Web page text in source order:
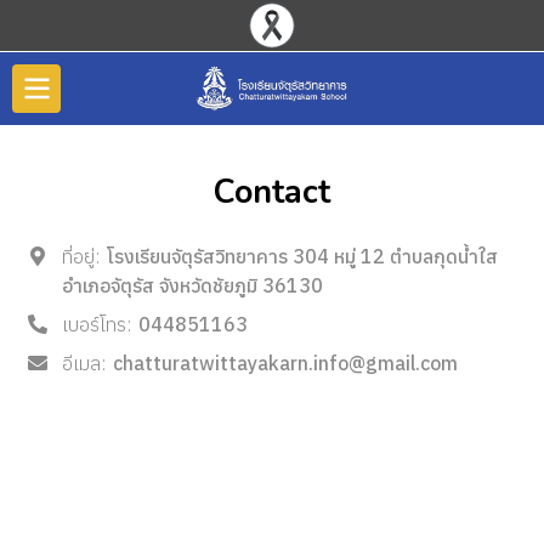
Contact
ที่อยู่: โรงเรียนจัตุรัสวิทยาคาร 304 หมู่ 12 ตำบลกุดน้ำใส
อำเภอจัตุรัส จังหวัดชัยภูมิ 36130
เบอร์โทร: 044851163
อีเมล: chatturatwittayakarn.info@gmail.com